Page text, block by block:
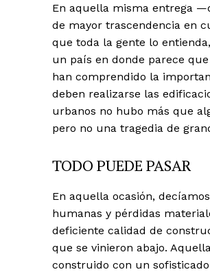
En aquella misma entrega
de mayor trascendencia en
que toda la gente lo
un país en donde parece
han comprendido la
deben realizarse las
urbanos no hubo más que
pero no una tragedia de
TODO PUEDE PASAR
En aquella ocasión,
humanas y pérdidas
deficiente calidad de
que se vinieron abajo.
construido con un